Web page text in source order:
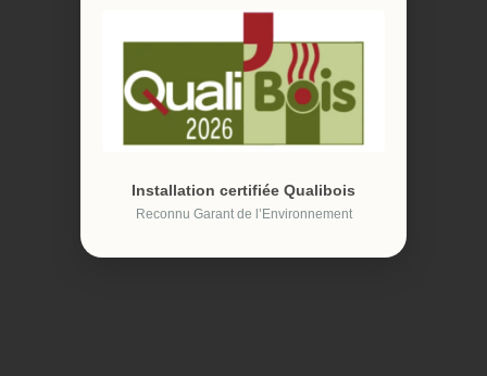
Installation certifiée Qualibois
Reconnu Garant de l’Environnement